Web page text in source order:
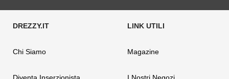
Chi Siamo Magazine